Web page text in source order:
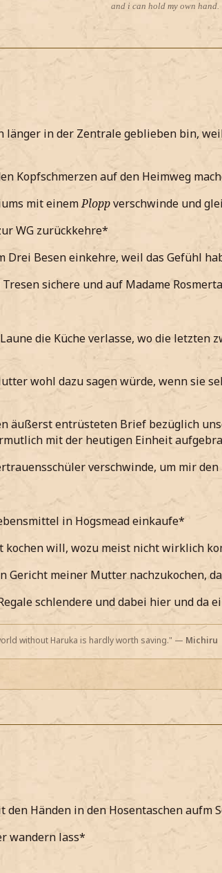
and i can hold my own hand.
länger in der Zentrale geblieben bin,
Kopfschmerzen auf den Heimweg
mit einemPloppverschwinde und
WG zurückkehre*
Drei Besen einkehre, weil das Gefühl
sichere und auf Madame
die Küche verlasse, wo die letzten
wohl dazu sagen würde, wenn sie
äußerst entrüsteten Brief bezüglich
mit der heutigen Einheit
verschwinde, um mir
in Hogsmead einkaufe*
kochen will, wozu meist nicht wirklich
Gericht meiner Mutter nachzukochen,
schlendere und dabei hier und da
without Haruka is hardly worth saving." — Michiru
den Händen in den Hosentaschen aufm
wandern lass*